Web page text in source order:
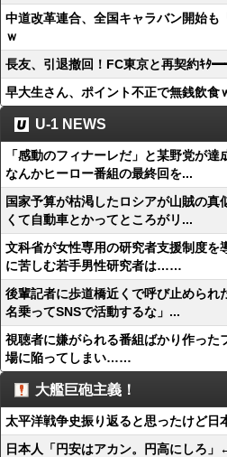
中道改革連合、全国キャラバン開始も
ｗ
長友、引退撤回！FC東京と再契
早大生さん、ポイント不正で無銭飲食
U-1 NEWS
「感動のフィナーレだ」と某野党が達
なんかヒーロー番組の最終回を...
国家予算が枯渇したロシアが山賊の真
くて自動車とかってところがリ...
文科省が女性専用の研究者支援制度を
に苦しむ若手男性研究者は……
後輩記者に歩道橋近くで呼び止められ
名乗ってSNSで活動するな」...
視聴者に嫌がられる番組ばかり作った
場に陥ってしまい……
大艦巨砲主義！
太平洋戦争史振り返ると思ったけど日
日本人「円安はアカン。円高にしろ